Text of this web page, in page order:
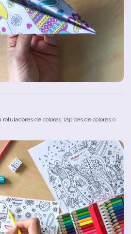
rotuladores de colores, lápices de colores o